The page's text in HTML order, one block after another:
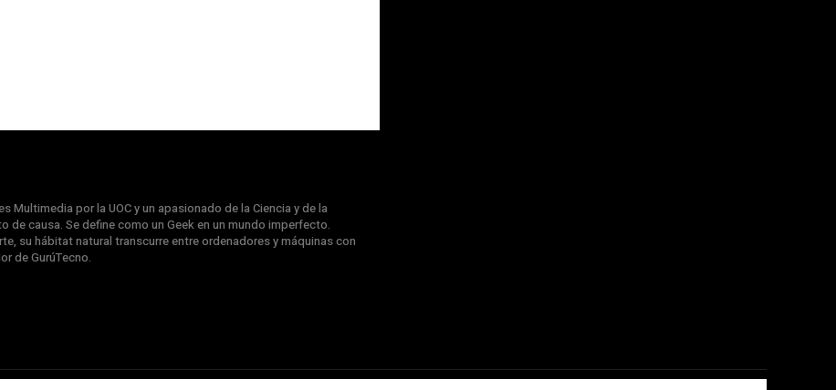
Multimedia por la UOC y un apasionado de la Ciencia y de la
causa. Se define como un Geek en un mundo imperfecto.
su hábitat natural transcurre entre ordenadores y máquinas con
de GurúTecno.